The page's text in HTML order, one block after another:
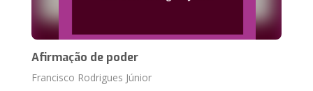
Afirmação de poder
Francisco Rodrigues Júnior